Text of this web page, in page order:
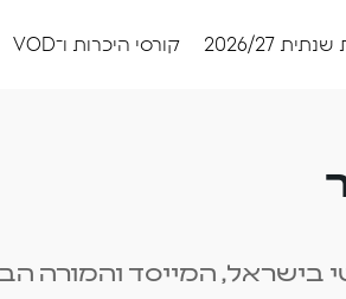
2026/27 קורסי היכרות ו־VOD
בישראל, המייסד והמורה